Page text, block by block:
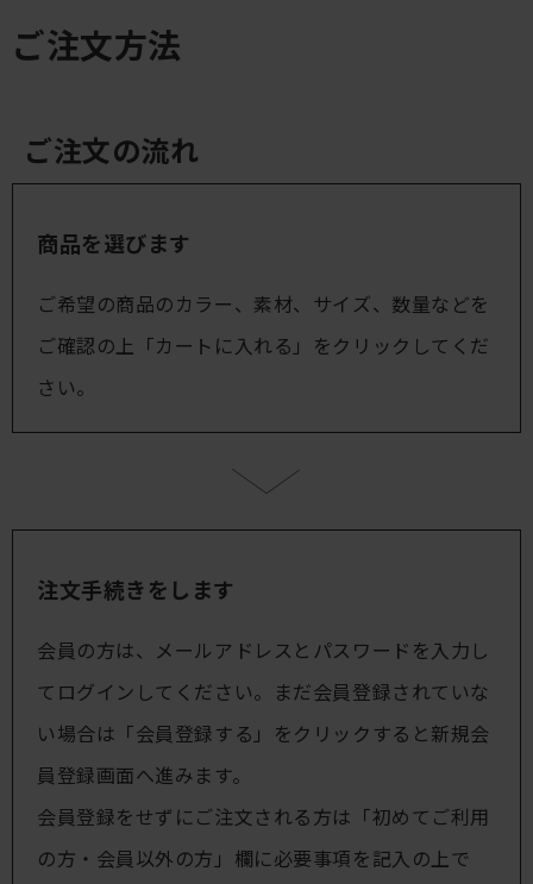
ご注文方法
ご注文の流れ
商品を選びます
ご希望の商品のカラー、素材、サイズ、数量などを
ご確認の上「カートに入れる」をクリックしてくだ
さい。
注文手続きをします
会員の方は、メールアドレスとパスワードを入力し
てログインしてください。まだ会員登録されていな
い場合は「会員登録する」をクリックすると新規会
員登録画面へ進みます。
会員登録をせずにご注文される方は「初めてご利用
の方・会員以外の方」欄に必要事項を記入の上で